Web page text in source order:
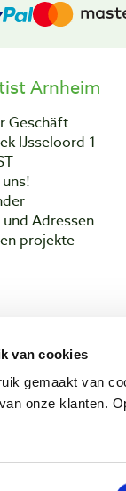
van cookies
gemaakt van
onze klanten.
Arnheim
Geschäft
IJsseloord 1
und Adressen
projekte
© 2003 - 2026